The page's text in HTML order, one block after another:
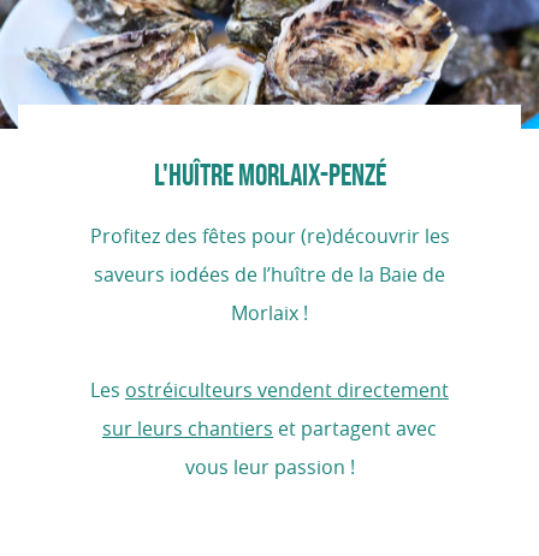
L'HUÎTRE MORLAIX-PENZÉ
Profitez des fêtes pour (re)découvrir les
saveurs iodées de l’huître de la Baie de
Morlaix !
Les ostréiculteurs vendent directement
sur leurs chantiers et partagent avec
vous leur passion !